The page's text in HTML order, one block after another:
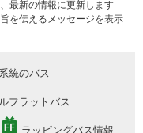
最新の情報に更新します
を伝えるメッセージを表示
統のバス
フラットバス
ラッピングバス情報